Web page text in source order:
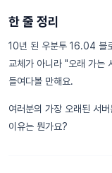
한 줄 정리
10년 된 우분투 16.04 블
교체가 아니라 "오래 가는
들여다볼 만해요.
여러분의 가장 오래된 서
이유는 뭔가요?